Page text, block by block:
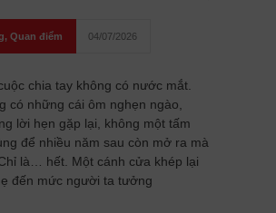
, Quan điểm 04/07/2026
chia tay không có nước mắt.
có những cái ôm nghẹn ngào,
lời hẹn gặp lại, không một tấm
để nhiều năm sau còn mở ra mà
là… hết. Một cánh cửa khép lại
đến mức người ta tưởng